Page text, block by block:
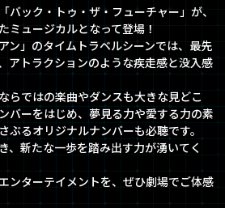
バック・トゥ・ザ・フューチャー」が、
ミュージカルとなって登場！
ン」のタイムトラベルシーンでは、最先
アトラクションのような疾走感と没入感
らではの楽曲やダンスも大きな見どこ
バーをはじめ、夢見る力や愛する力の素
ぶるオリジナルナンバーも必聴です。
、新たな一歩を踏み出す力が湧いてく
ンターテイメントを、ぜひ劇場でご体感